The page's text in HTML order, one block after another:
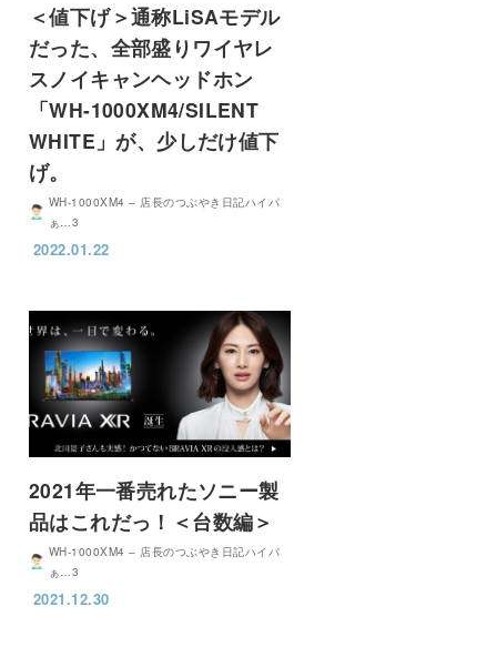
＜値下げ＞通称LiSAモデル
だった、全部盛りワイヤレ
スノイキャンヘッドホン
「WH-1000XM4/SILENT
WHITE」が、少しだけ値下
げ。
WH-1000XM4 – 店長のつぶやき日記ハイパ
ぁ…3
2022.01.22
2021年一番売れたソニー製
品はこれだっ！＜台数編＞
WH-1000XM4 – 店長のつぶやき日記ハイパ
ぁ…3
2021.12.30